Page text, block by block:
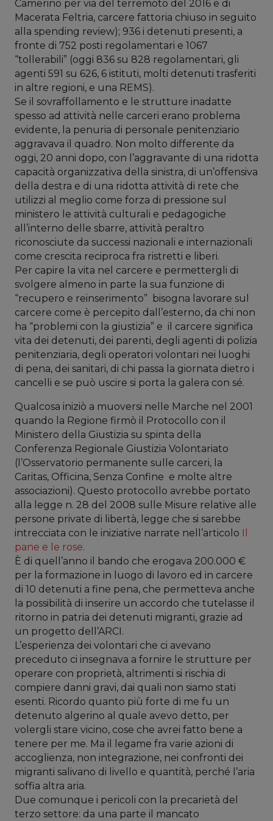
Camerino per via del terremoto del 2016 e di
Macerata Feltria, carcere fattoria chiuso in seguito
alla spending review); 936 i detenuti presenti, a
fronte di 752 posti regolamentari e 1067
“tollerabili” (oggi 836 su 828 regolamentari, gli
agenti 591 su 626, 6 istituti, molti detenuti trasferiti
in altre regioni, e una REMS).
Se il sovraffollamento e le strutture inadatte
spesso ad attività nelle carceri erano problema
evidente, la penuria di personale penitenziario
aggravava il quadro. Non molto differente da
oggi, 20 anni dopo, con l’aggravante di una ridotta
capacità organizzativa della sinistra, di un’offensiva
della destra e di una ridotta attività di rete che
utilizzi al meglio come forza di pressione sul
ministero le attività culturali e pedagogiche
all’interno delle sbarre, attività peraltro
riconosciute da successi nazionali e internazionali
come crescita reciproca fra ristretti e liberi.
Per capire la vita nel carcere e permettergli di
svolgere almeno in parte la sua funzione di
“recupero e reinserimento” bisogna lavorare sul
carcere come è percepito dall’esterno, da chi non
ha “problemi con la giustizia” e il carcere significa
vita dei detenuti, dei parenti, degli agenti di polizia
penitenziaria, degli operatori volontari nei luoghi
di pena, dei sanitari, di chi passa la giornata dietro i
cancelli e se può uscire si porta la galera con sé.
Qualcosa iniziò a muoversi nelle Marche nel 2001
quando la Regione firmò il Protocollo con il
Ministero della Giustizia su spinta della
Conferenza Regionale Giustizia Volontariato
(l’Osservatorio permanente sulle carceri, la
Caritas, Officina, Senza Confine e molte altre
associazioni). Questo protocollo avrebbe portato
alla legge n. 28 del 2008 sulle Misure relative alle
persone private di libertà, legge che si sarebbe
intrecciata con le iniziative narrate nell’articolo
pane e le rose.
È di quell’anno il bando che erogava 200.000 €
per la formazione in luogo di lavoro ed in carcere
di 10 detenuti a fine pena, che permetteva anche
la possibilità di inserire un accordo che tutelasse il
ritorno in patria dei detenuti migranti, grazie ad
un progetto dell’ARCI.
L’esperienza dei volontari che ci avevano
preceduto ci insegnava a fornire le strutture per
operare con proprietà, altrimenti si rischia di
compiere danni gravi, dai quali non siamo stati
esenti. Ricordo quanto più forte di me fu un
detenuto algerino al quale avevo detto, per
volergli stare vicino, cose che avrei fatto bene a
tenere per me. Ma il legame fra varie azioni di
accoglienza, non integrazione, nei confronti dei
migranti salivano di livello e quantità, perché l’aria
soffia altra aria.
Due comunque i pericoli con la precarietà del
terzo settore: da una parte il mancato